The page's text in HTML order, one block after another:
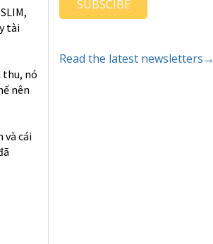
tài
thu, nó
nên
và cái
SUBSCIBE
Read the latest newsletters→